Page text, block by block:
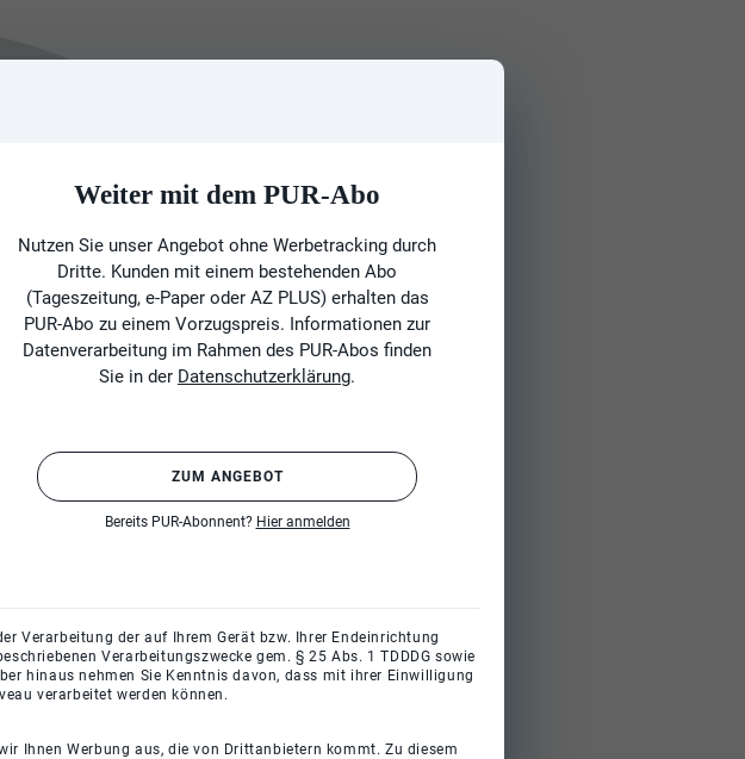
Weiter mit dem PUR-Abo
Nutzen Sie unser Angebot ohne Werbetracking durch
Dritte. Kunden mit einem bestehenden Abo
(Tageszeitung, e-Paper oder AZ PLUS) erhalten das
PUR-Abo zu einem Vorzugspreis. Informationen zur
Datenverarbeitung im Rahmen des PUR-Abos finden
Sie in der Datenschutzerklärung.
ZUM ANGEBOT
Bereits PUR-Abonnent? Hier anmelden
Verarbeitung der auf Ihrem Gerät bzw. Ihrer Endeinrichtung
Verarbeitungszwecke gem. § 25 Abs. 1 TDDDG sowie
hinaus nehmen Sie Kenntnis davon, dass mit ihrer Einwilligung
verarbeitet werden können.
Ihnen Werbung aus, die von Drittanbietern kommt. Zu diesem